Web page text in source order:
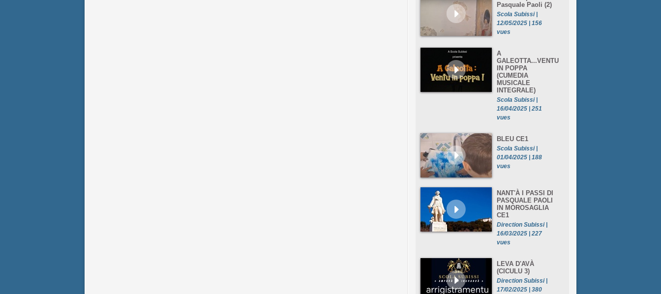
Pasquale Paoli (2)
Scola Subissi |
12/05/2025 | 156
vues
A
GALEOTTA...VENTU
IN POPPA
(CUMEDIA
MUSICALE
INTEGRALE)
Scola Subissi |
16/04/2025 | 251
vues
BLEU CE1
Scola Subissi |
01/04/2025 | 188
vues
NANT'À I PASSI DI
PASQUALE PAOLI
IN MOROSAGLIA
CE1
Direction Subissi |
16/03/2025 | 227
vues
LEVA D'AVÀ
(CICULU 3)
Direction Subissi |
17/02/2025 | 380